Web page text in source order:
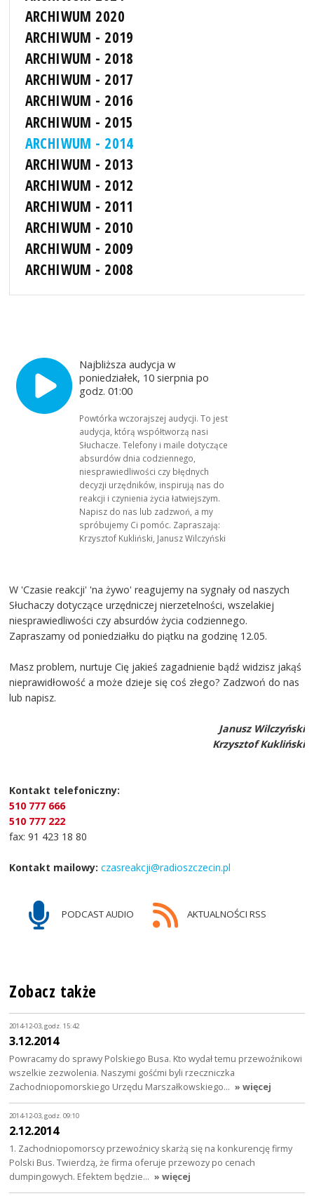
ARCHIWUM 2020
ARCHIWUM - 2019
ARCHIWUM - 2018
ARCHIWUM - 2017
ARCHIWUM - 2016
ARCHIWUM - 2015
ARCHIWUM - 2014
ARCHIWUM - 2013
ARCHIWUM - 2012
ARCHIWUM - 2011
ARCHIWUM - 2010
ARCHIWUM - 2009
ARCHIWUM - 2008
Najbliższa audycja w
poniedziałek, 10 sierpnia po
godz. 01:00
Powtórka wczorajszej audycji. To jest
audycja, którą współtworzą nasi
Słuchacze. Telefony i maile dotyczące
absurdów dnia codziennego,
niesprawiedliwości czy błędnych
decyzji urzędników, inspirują nas do
reakcji i czynienia życia łatwiejszym.
Napisz do nas lub zadzwoń, a my
spróbujemy Ci pomóc. Zapraszają:
Krzysztof Kukliński, Janusz Wilczyński
W 'Czasie reakcji' 'na żywo' reagujemy na sygnały od naszych
Słuchaczy dotyczące urzędniczej nierzetelności, wszelakiej
niesprawiedliwości czy absurdów życia codziennego.
Zapraszamy od poniedziałku do piątku na godzinę 12.05.
Masz problem, nurtuje Cię jakieś zagadnienie bądź widzisz jakąś
nieprawidłowość a może dzieje się coś złego? Zadzwoń do nas
lub napisz.
Janusz Wilczyński
Krzysztof Kukliński
Kontakt telefoniczny:
510 777 666
510 777 222
fax: 91 423 18 80
Kontakt mailowy: czasreakcji@radioszczecin.pl
PODCAST AUDIO AKTUALNOŚCI RSS
Zobacz także
2014-12-03, godz. 15:42
3.12.2014
Powracamy do sprawy Polskiego Busa. Kto wydał temu przewoźnikowi
wszelkie zezwolenia. Naszymi gośćmi byli rzeczniczka
Zachodniopomorskiego Urzędu Marszałkowskiego… » więcej
2014-12-03, godz. 09:10
2.12.2014
1. Zachodniopomorscy przewoźnicy skarżą się na konkurencję firmy
Polski Bus. Twierdzą, że firma oferuje przewozy po cenach
dumpingowych. Efektem będzie… » więcej